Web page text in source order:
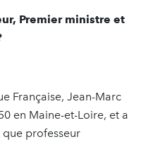
Premier ministre et
Française, Jean-Marc
en Maine-et-Loire, et a
professeur